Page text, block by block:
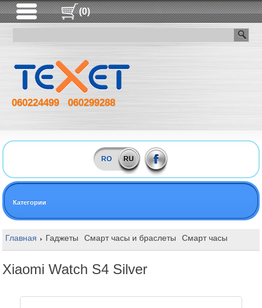
(0)
060224499 060299288
RO RU
Категории
Главная Гаджеты Смарт часы и браслеты Смарт часы
Xiaomi Watch S4 Silver